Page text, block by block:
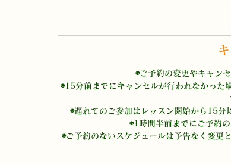
◉ご予約の変更やキャン
◉15分前までにキャンセルが行われなかった
◉遅れてのご参加はレッスン開始から15分
◉1時間半前までにご予約